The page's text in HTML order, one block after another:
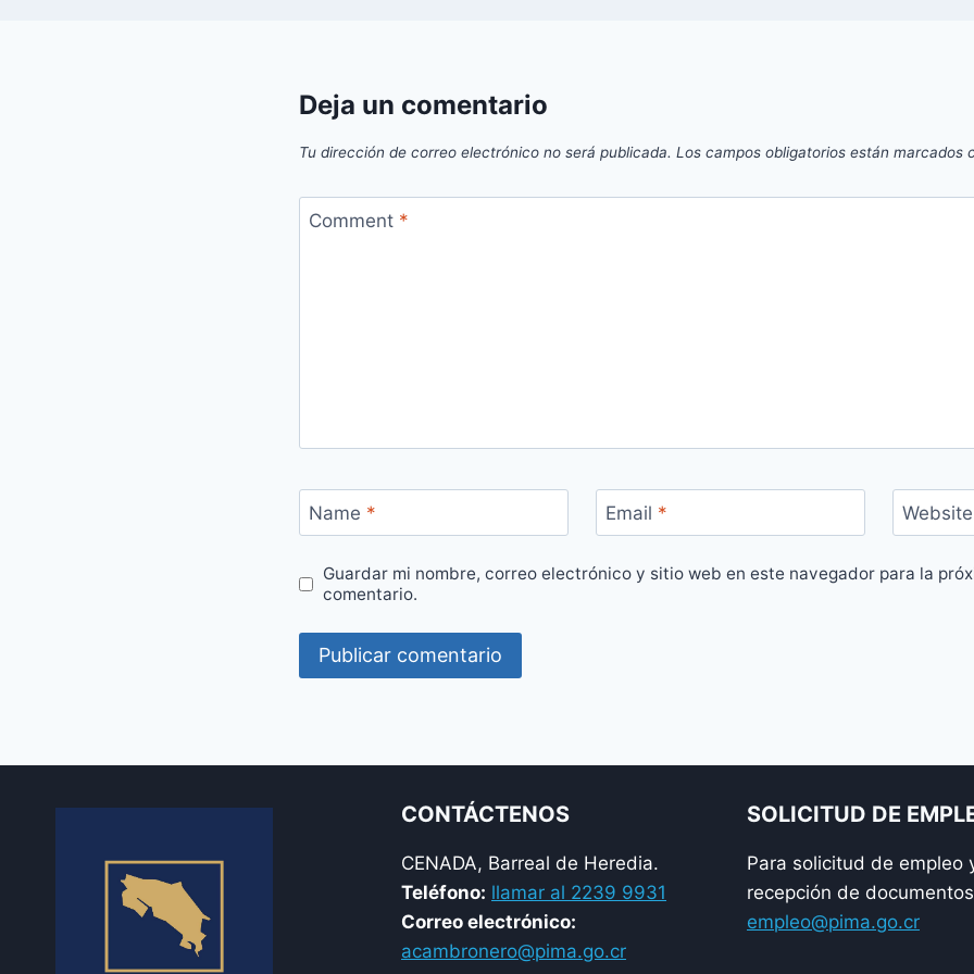
Deja un comentario
Tu dirección de correo electrónico no será publicada. Los campos obligatorios están marcados
Comment *
Name * Email * Website
Guardar mi nombre, correo electrónico y sitio web en este navegador para la
comentario.
CONTÁCTENOS
CENADA, Barreal de Heredia.
Teléfono: llamar al 2239 9931
Correo electrónico:
acambronero@pima.go.cr
SOLICITUD DE
Para solicitud de empleo
recepción de
empleo@pima.go.cr